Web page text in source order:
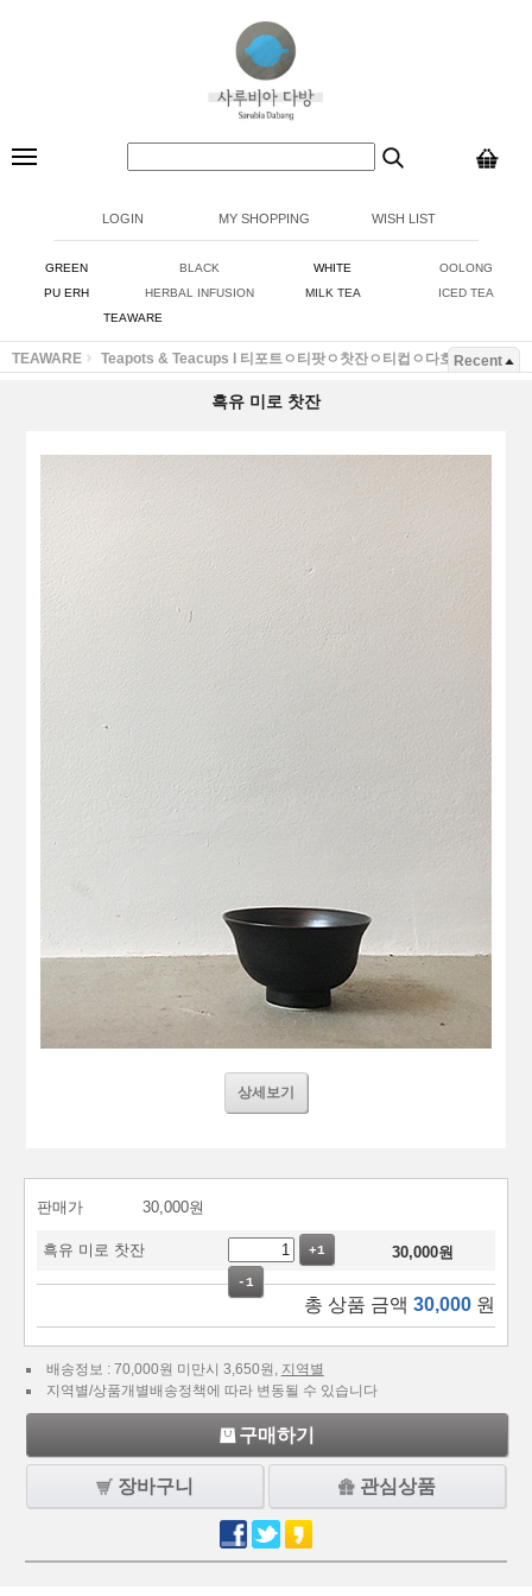
LOGIN MY SHOPPING WISH LIST
GREEN BLACK WHITE
OOLONG
PU ERH
HERBAL INFUSION MILK TEA
ICED TEA
TEAWARE
TEAWARE Teapots & Teacups I 티포트ㅇ티팟ㅇ찻잔ㅇ티컵ㅇ다호ㅇ잔
Recent
흑유 미로 찻잔
상세보기
판매가 30,000원
흑유 미로 찻잔 +1
-1
30,000원
총 상품 금액 30,000 원
배송정보 : 70,000원 미만시 3,650원, 지역별
지역별/상품개별배송정책에 따라 변동될 수 있습니다
구매하기
장바구니 관심상품